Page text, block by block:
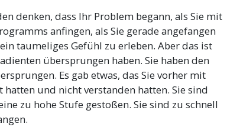
denken, dass Ihr Problem begann, als Sie mit
anfingen, als Sie gerade angefangen
taumeliges Gefühl zu erleben. Aber das ist
übersprungen haben. Sie haben den
Es gab etwas, das Sie vorher mit
und nicht verstanden hatten. Sie sind
zu hohe Stufe gestoßen. Sie sind zu schnell